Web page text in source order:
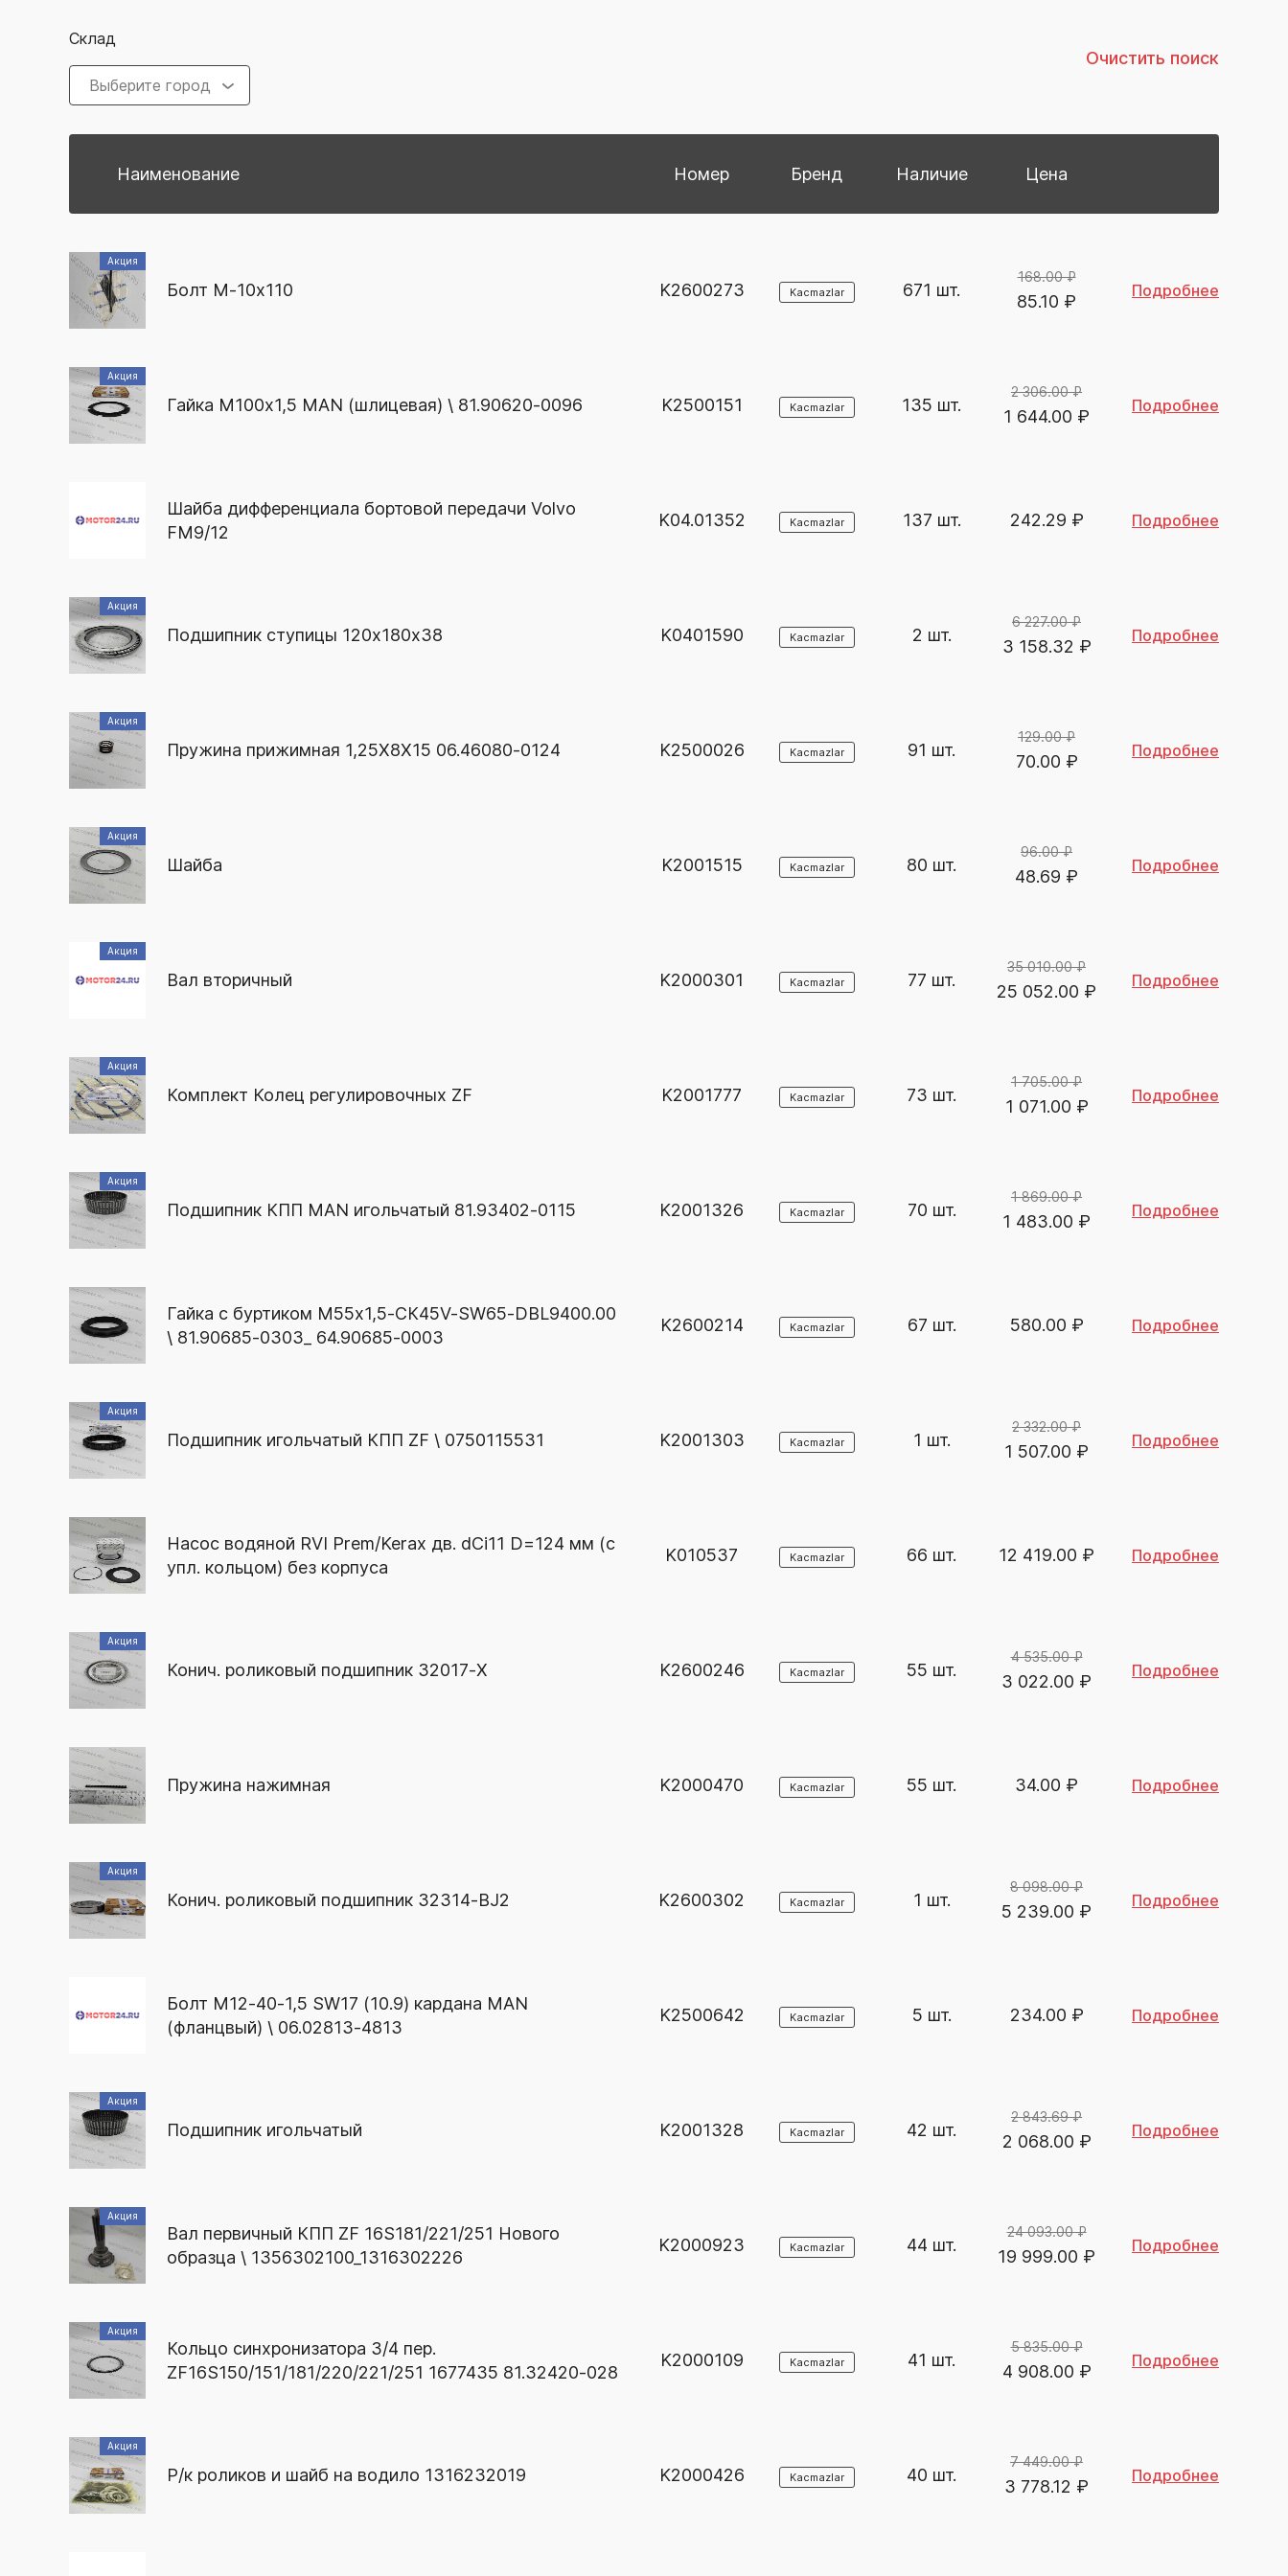
Склад
Выберите город
Очистить поиск
Наименование Номер Бренд Наличие Цена
Акция
Болт М-10х110 K2600273 Kacmazlar 671 шт.
168.00 ₽
85.10 ₽
Подробнее
Акция
Гайка М100x1,5 MAN (шлицевая) \ 81.90620-0096 K2500151 Kacmazlar 135 шт.
2 306.00 ₽
1 644.00 ₽
Подробнее
Шайба дифференциала бортовой передачи Volvo
FM9/12
K04.01352 Kacmazlar 137 шт. 242.29 ₽ Подробнее
Акция
Подшипник ступицы 120x180x38 K0401590 Kacmazlar 2 шт.
6 227.00 ₽
3 158.32 ₽
Подробнее
Акция
Пружина прижимная 1,25X8X15 06.46080-0124 K2500026 Kacmazlar 91 шт.
129.00 ₽
70.00 ₽
Подробнее
Акция
Шайба K2001515 Kacmazlar 80 шт.
96.00 ₽
48.69 ₽
Подробнее
Акция
Вал вторичный K2000301 Kacmazlar 77 шт.
35 010.00 ₽
25 052.00 ₽
Подробнее
Акция
Комплект Колец регулировочных ZF K2001777 Kacmazlar 73 шт.
1 705.00 ₽
1 071.00 ₽
Подробнее
Акция
Подшипник КПП MAN игольчатый 81.93402-0115 K2001326 Kacmazlar 70 шт.
1 869.00 ₽
1 483.00 ₽
Подробнее
Гайка с буртиком М55х1,5-СК45V-SW65-DBL9400.00
\ 81.90685-0303_ 64.90685-0003
K2600214 Kacmazlar 67 шт. 580.00 ₽ Подробнее
Акция
Подшипник игольчатый КПП ZF \ 0750115531 K2001303 Kacmazlar 1 шт.
2 332.00 ₽
1 507.00 ₽
Подробнее
Насос водяной RVI Prem/Kerax дв. dCi11 D=124 мм (с
упл. кольцом) без корпуса
K010537 Kacmazlar 66 шт. 12 419.00 ₽ Подробнее
Акция
Конич. роликовый подшипник 32017-X K2600246 Kacmazlar 55 шт.
4 535.00 ₽
3 022.00 ₽
Подробнее
Пружина нажимная K2000470 Kacmazlar 55 шт. 34.00 ₽ Подробнее
Акция
Конич. роликовый подшипник 32314-BJ2 K2600302 Kacmazlar 1 шт.
8 098.00 ₽
5 239.00 ₽
Подробнее
Болт М12-40-1,5 SW17 (10.9) кардана MAN
(фланцвый) \ 06.02813-4813
K2500642 Kacmazlar 5 шт. 234.00 ₽ Подробнее
Акция
Подшипник игольчатый K2001328 Kacmazlar 42 шт.
2 843.69 ₽
2 068.00 ₽
Подробнее
Акция
Вал первичный КПП ZF 16S181/221/251 Нового
образца \ 1356302100_1316302226
K2000923 Kacmazlar 44 шт.
24 093.00 ₽
19 999.00 ₽
Подробнее
Акция
Кольцо синхронизатора 3/4 пер.
ZF16S150/151/181/220/221/251 1677435 81.32420-028
K2000109 Kacmazlar 41 шт.
5 835.00 ₽
4 908.00 ₽
Подробнее
Акция
Р/к роликов и шайб на водило 1316232019 K2000426 Kacmazlar 40 шт.
7 449.00 ₽
3 778.12 ₽
Подробнее